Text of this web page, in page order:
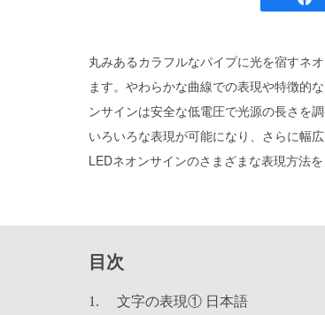
丸みあるカラフルなパイプに光を宿すネ
ます。やわらかな曲線での表現や特徴的
ンサインは安全な低電圧で光源の長さを
いろいろな表現が可能になり、さらに幅
LEDネオンサインのさまざまな表現方法を
目次
文字の表現① 日本語